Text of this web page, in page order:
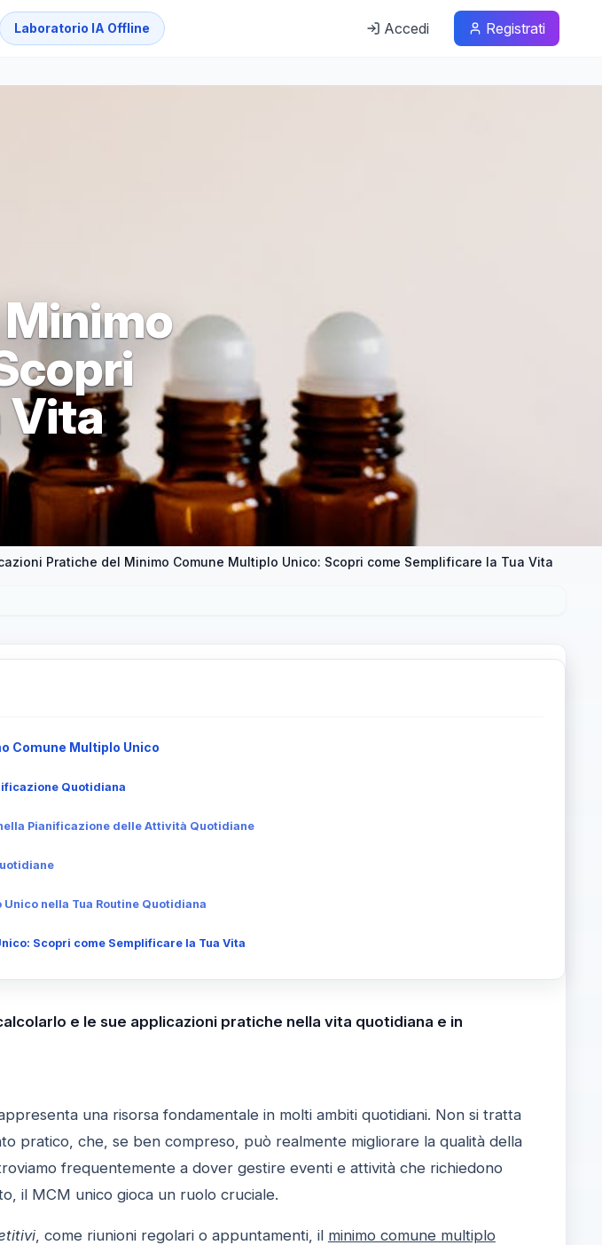
Laboratorio IA Offline Accedi Registrati
Vita
Pratiche del Minimo Comune Multiplo Unico: Scopri come Semplificare la Tua Vita
Comune Multiplo Unico
Quotidiana
Pianificazione delle Attività Quotidiane
nella Tua Routine Quotidiana
Scopri come Semplificare la Tua Vita
e le sue applicazioni pratiche nella vita quotidiana e in
una risorsa fondamentale in molti ambiti quotidiani. Non si tratta
pratico, che, se ben compreso, può realmente migliorare la qualità della
frequentemente a dover gestire eventi e attività che richiedono
il MCM unico gioca un ruolo cruciale.
, come riunioni regolari o appuntamenti, il minimo comune multiplo